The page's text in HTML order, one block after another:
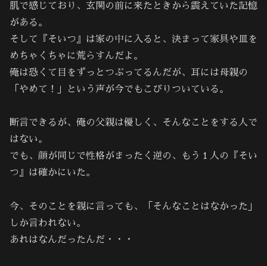
肌で感じており、玄関の前に来たときから震えていた記憶
がある。
そして『そいつ』は家の中に入ると、決まって家具や皿を
めちゃくちゃに荒らすんだよ。
俺は恐くて目をずっとつぶってるんだが、耳には母親の
「やめて！」という声が今でもこびりついている。
断言できるが、俺の父親は優しく、そんなことをする人で
はない。
でも、顔が同じで性格がまったく逆の、もう１人の『そい
つ』は確かにいた。
今、そのことを親に言っても、「そんなことはなかった」
しか言われない。
あれはなんだったんだ・・・